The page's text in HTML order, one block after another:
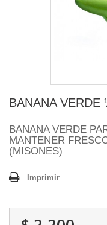
BANANA VERDE
BANANA VERDE
MANTENER
(MISONES)
Imprimir